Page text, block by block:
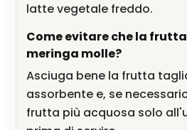
latte vegetale freddo.
Come evitare che la
meringa molle?
Asciuga bene la frutta
assorbente e, se
frutta più acquosa solo